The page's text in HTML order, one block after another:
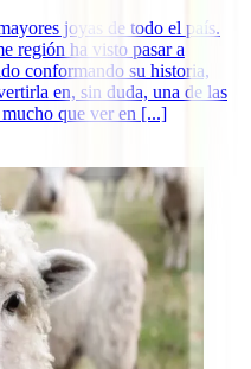
joyas de todo el país.
región ha visto pasar a
conformando su historia,
en, sin duda, una de las
que ver en [...]